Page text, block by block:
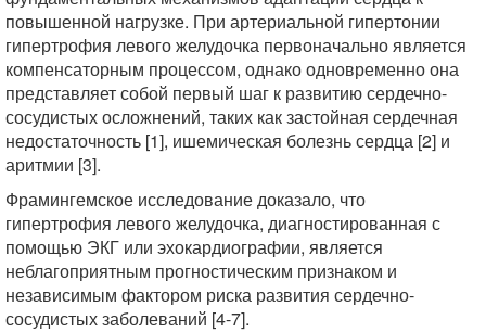
повышенной нагрузке. При артериальной гипертонии
гипертрофия левого желудочка первоначально является
компенсаторным процессом, однако одновременно она
представляет собой первый шаг к развитию сердечно-
сосудистых осложнений, таких как застойная сердечная
недостаточность [1], ишемическая болезнь сердца [2] и
аритмии [3].
Фрамингемское исследование доказало, что
гипертрофия левого желудочка, диагностированная с
помощью ЭКГ или эхокардиографии, является
неблагоприятным прогностическим признаком и
независимым фактором риска развития сердечно-
сосудистых заболеваний [4-7].